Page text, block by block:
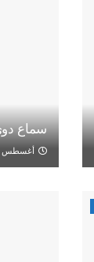
سماع
أغسطس 4, 2026